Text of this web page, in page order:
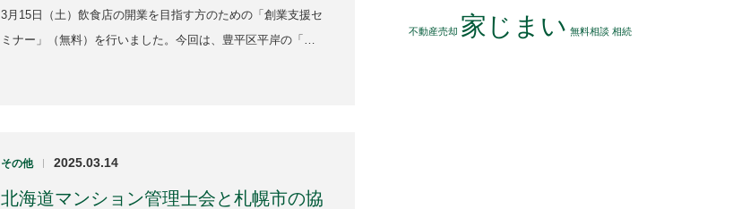
3月15日（土）飲食店の開業を目指す方のための「創業支援セ
ミナー」（無料）を行いました。今回は、豊平区平岸の「…
その他 | 2025.03.14
北海道マンション管理士会と札幌市の協
不動産売却 家じまい 無料相談 相続